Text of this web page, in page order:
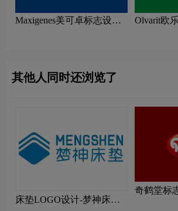
Maxigenes美可卓标志设计
Olvarit欧
其他人同时还浏览了
床垫LOGO设计-梦神床垫
奇鹤堂标